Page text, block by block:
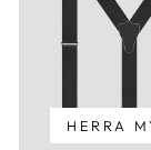
HERRA